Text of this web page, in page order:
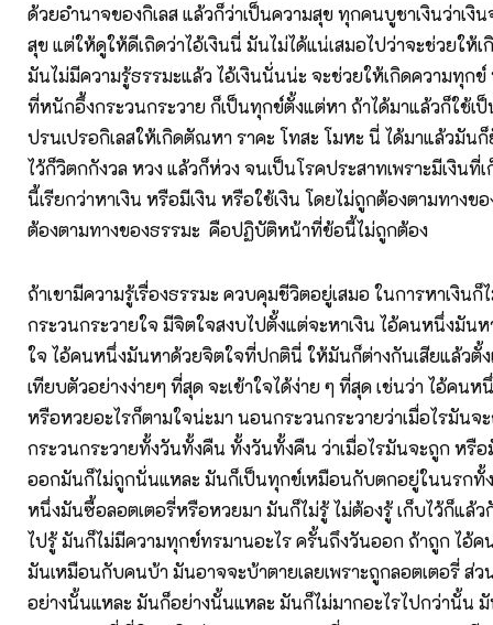
ด้วยอำนาจของกิเลส แล้วก็ว่าเป็นความสุข ทุกคนบูชาเงินว่าเงิ
สุข แต่ให้ดูให้ดีเถิดว่าไอ้เงินนี่ มันไม่ได้แน่เสมอไปว่าจะช่วยให้
มันไม่มีความรู้ธรรมะแล้ว ไอ้เงินนั่นน่ะ จะช่วยให้เกิดความทุก
ที่หนักอึ้งกระวนกระวาย ก็เป็นทุกข์ตั้งแต่หา ถ้าได้มาแล้วก็ใช้เป็
ปรนเปรอกิเลสให้เกิดตัณหา ราคะ โทสะ โมหะ นี่ ได้มาแล้วมัน
ไว้ก็วิตกกังวล หวง แล้วก็ห่วง จนเป็นโรคประสาทเพราะมีเงินที่
นี้เรียกว่าหาเงิน หรือมีเงิน หรือใช้เงิน โดยไม่ถูกต้องตามทางข
ต้องตามทางของธรรมะ คือปฏิบัติหน้าที่ข้อนี้ไม่ถูกต้อง
ถ้าเขามีความรู้เรื่องธรรมะ ควบคุมชีวิตอยู่เสมอ ในการหาเงินก็
กระวนกระวายใจ มีจิตใจสงบไปตั้งแต่จะหาเงิน ไอ้คนหนึ่งมัน
ใจ ไอ้คนหนึ่งมันหาด้วยจิตใจที่ปกตินี่ ให้มันก็ต่างกันเสียแล้วตั้
เทียบตัวอย่างง่ายๆ ที่สุด จะเข้าใจได้ง่าย ๆ ที่สุด เช่นว่า ไอ้คน
หรือหวยอะไรก็ตามใจน่ะมา นอนกระวนกระวายว่าเมื่อไรมันจ
กระวนกระวายทั้งวันทั้งคืน ทั้งวันทั้งคืน ว่าเมื่อไรมันจะถูก หรื
ออกมันก็ไม่ถูกนั่นแหละ มันก็เป็นทุกข์เหมือนกับตกอยู่ในนรกทั้
หนึ่งมันซื้อลอตเตอรี่หรือหวยมา มันก็ไม่รู้ ไม่ต้องรู้ เก็บไว้ก็แล้
ไปรู้ มันก็ไม่มีความทุกข์ทรมานอะไร ครั้นถึงวันออก ถ้าถูก ไอ้ค
มันเหมือนกับคนบ้า มันอาจจะบ้าตายเลยเพราะถูกลอตเตอรี่ ส่
อย่างนั้นแหละ มันก็อย่างนั้นแหละ มันก็ไม่มากอะไรไปกว่านั้น